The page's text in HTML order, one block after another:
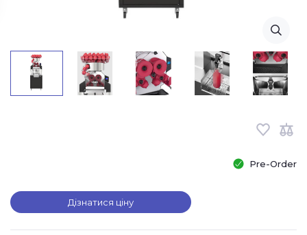
Pre-Order
Дізнатися ціну